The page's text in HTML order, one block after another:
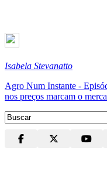
Isabela Stevanatto
Agro Num Instante -
nos preços marcam o